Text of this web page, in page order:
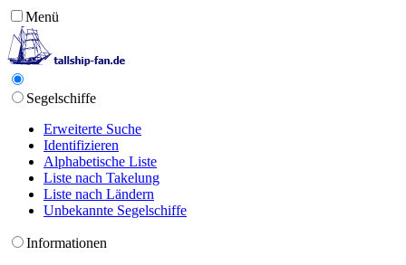
Menü
Segelschiffe
Erweiterte Suche
Identifizieren
Alphabetische Liste
Liste nach Takelung
Liste nach Ländern
Unbekannte Segelschiffe
Informationen